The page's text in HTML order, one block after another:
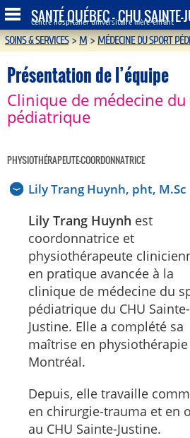
SANTÉ QUÉBEC - CHU SAINTE-
Centre hospitalier universitaire mère-enfant
SOINS & SERVICES>M>MÉDECINE DU SPORT
Présentation de l’équipe
Clinique de médecine
pédiatrique
PHYSIOTHÉRAPEUTE-COORDONNATRICE
Lily Trang Huynh, pht, M.Sc
Lily Trang Huynh est
coordonnatrice et
physiothérapeute
en pratique avancée à la
clinique de médecine du
pédiatrique du CHU Sainte-
Justine. Elle a complété sa
maîtrise en physiothérapie
Montréal.
Depuis, elle travaille
en chirurgie-trauma et en
au CHU Sainte-Justine.